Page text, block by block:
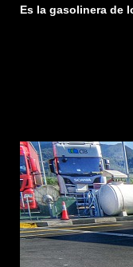
Es la gasolinera de